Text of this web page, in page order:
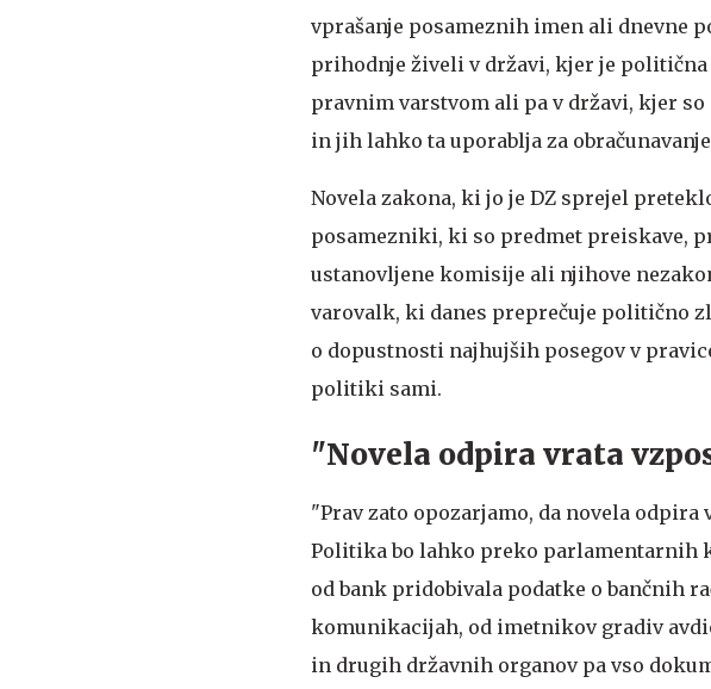
vprašanje posameznih imen ali dnevne
prihodnje živeli v državi, kjer je politična
pravnim varstvom ali pa v državi, kjer
in jih lahko ta uporablja za
Novela zakona, ki jo je DZ sprejel
posamezniki, ki so predmet preiskave,
ustanovljene komisije ali njihove
varovalk, ki danes preprečuje politično
o dopustnosti najhujših posegov v
politiki sami.
"Novela odpira vrata
"Prav zato opozarjamo, da novela
Politika bo lahko preko parlamentarnih
od bank pridobivala podatke o bančnih
komunikacijah, od imetnikov gradiv
in drugih državnih organov pa vso